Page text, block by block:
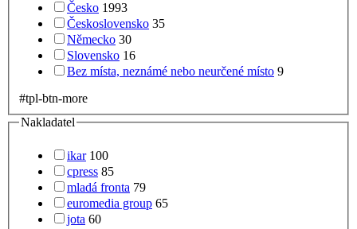
Česko 1993
Československo 35
Německo 30
Slovensko 16
Bez místa, neznámé nebo neurčené místo 9
#tpl-btn-more
Nakladatel
ikar 100
cpress 85
mladá fronta 79
euromedia group 65
jota 60